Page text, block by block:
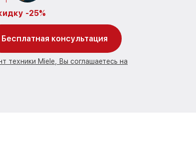
-25%
Бесплатная консультация
техники Miele, Вы соглашаетесь на